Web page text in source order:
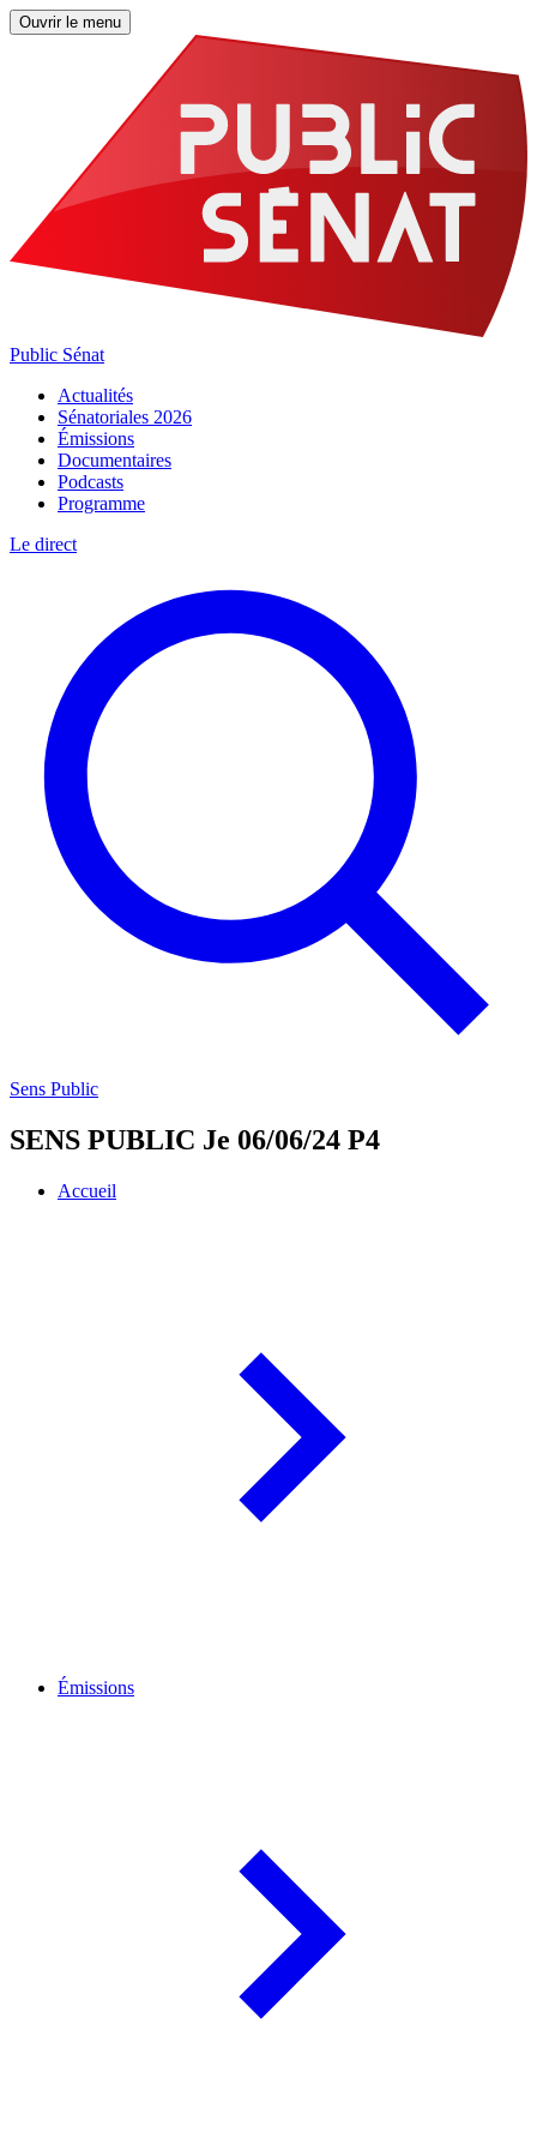
Ouvrir le menu
Public Sénat
Actualités
Sénatoriales 2026
Émissions
Documentaires
Podcasts
Programme
Le direct
Sens Public
SENS PUBLIC Je 06/06/24 P4
Accueil
Émissions